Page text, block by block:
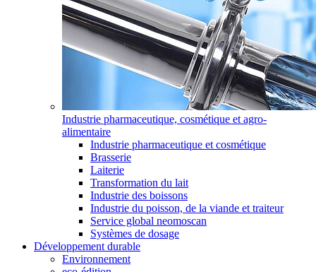
Industrie pharmaceutique, cosmétique et agro-
alimentaire
Industrie pharmaceutique et cosmétique
Brasserie
Laiterie
Transformation du lait
Industrie des boissons
Industrie du poisson, de la viande et traiteur
Service global neomoscan
Systèmes de dosage
Développement durable
Environnement